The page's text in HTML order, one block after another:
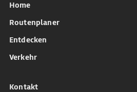
Home
Routenplaner
Entdecken
Verkehr
Kontakt